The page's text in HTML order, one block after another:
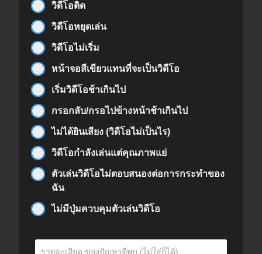
วิดีโอติด
วิดีโอหยุดเล่น
วิดีโอไม่เริ่ม
หน้าจอสีเขียวแทนที่จะเป็นวิดีโอ
เริ่มวิดีโอช้าเกินไป
กรอกลับ/กรอไปข้างหน้าช้าเกินไป
ไม่ได้ยินเสียง (วิดีโอไม่เป็นไร)
วิดีโอกำลังเล่นแต่คุณภาพแย่
ตัวเล่นวิดีโอไม่ตอบสนองต่อการกระทำของ
ฉัน
ไม่มีปุ่มควบคุมตัวเล่นวิดีโอ